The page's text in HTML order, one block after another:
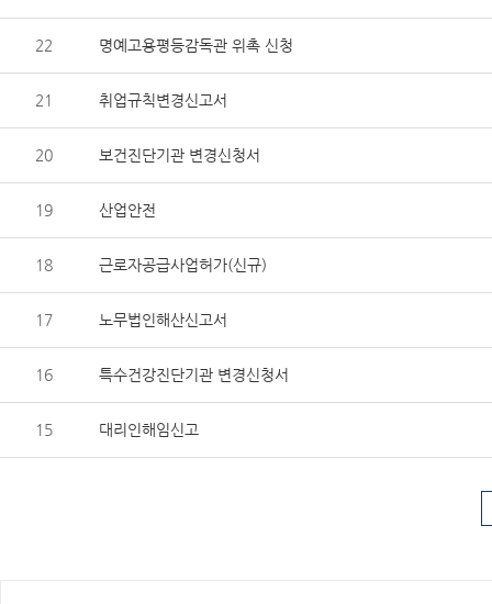
22 명예고용평등감독관 위촉 신청
21 취업규칙변경신고서
20 보건진단기관 변경신청서
19 산업안전
18 근로자공급사업허가(신규)
17 노무법인해산신고서
16 특수건강진단기관 변경신청서
15 대리인해임신고